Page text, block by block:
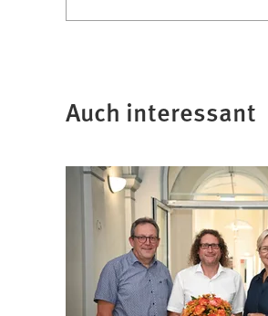
Auch interessant